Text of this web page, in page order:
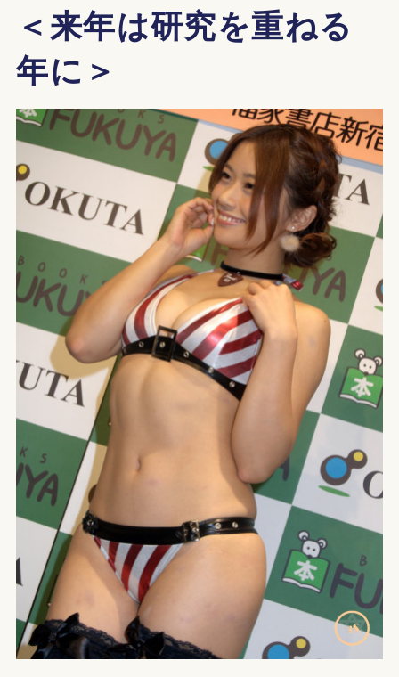
＜来年は研究を重ねる
年に＞